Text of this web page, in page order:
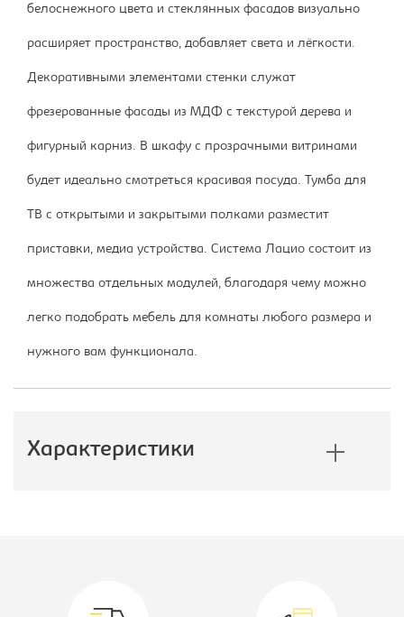
белоснежного цвета и стеклянных фасадов визуально
расширяет пространство, добавляет света и лёгкости.
Декоративными элементами стенки служат
фрезерованные фасады из МДФ с текстурой дерева и
фигурный карниз. В шкафу с прозрачными витринами
будет идеально смотреться красивая посуда. Тумба для
ТВ с открытыми и закрытыми полками разместит
приставки, медиа устройства. Система Лацио состоит из
множества отдельных модулей, благодаря чему можно
легко подобрать мебель для комнаты любого размера и
нужного вам функционала.
Характеристики